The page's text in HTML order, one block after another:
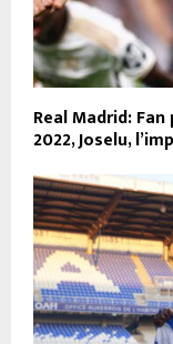
Real Madrid:
2022, Joselu,